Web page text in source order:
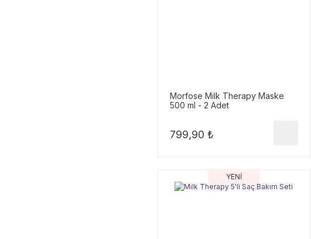
Morfose Milk Therapy Maske
500 ml - 2 Adet
799,90 ₺
YENİ